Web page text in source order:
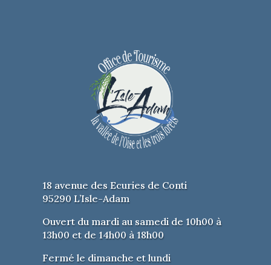
18 avenue des Ecuries de Conti
95290 L’Isle-Adam
Ouvert du mardi au samedi de 10h00 à
13h00 et de 14h00 à 18h00
Fermé le dimanche et lundi